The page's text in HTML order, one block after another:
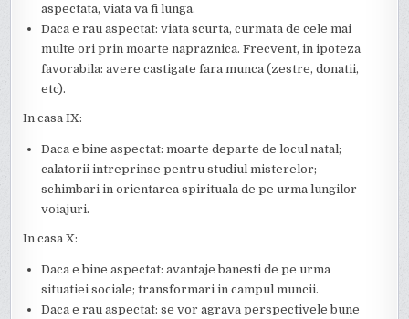
aspectata, viata va fi lunga.
Daca e rau aspectat: viata scurta, curmata de cele mai
multe ori prin moarte napraznica. Frecvent, in ipoteza
favorabila: avere castigate fara munca (zestre, donatii,
etc).
In casa IX:
Daca e bine aspectat: moarte departe de locul natal;
calatorii intreprinse pentru studiul misterelor;
schimbari in orientarea spirituala de pe urma lungilor
voiajuri.
In casa X:
Daca e bine aspectat: avantaje banesti de pe urma
situatiei sociale; transformari in campul muncii.
Daca e rau aspectat: se vor agrava perspectivele bune